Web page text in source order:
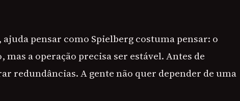
pensar como Spielberg costuma pensar: o
a operação precisa ser estável. Antes de
redundâncias. A gente não quer depender de uma